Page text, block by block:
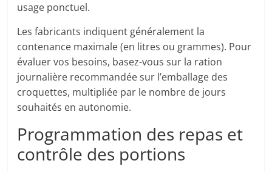
usage ponctuel.
Les fabricants indiquent généralement la
contenance maximale (en litres ou grammes). Pour
évaluer vos besoins, basez-vous sur la ration
journalière recommandée sur l’emballage des
croquettes, multipliée par le nombre de jours
souhaités en autonomie.
Programmation des repas et
contrôle des portions